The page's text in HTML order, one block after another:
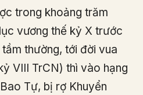
trong khoảng trăm
vương thế kỷ X trước
thường, tới đời vua
VIII TrCN) thì vào hạng
Tự, bị rợ Khuyển